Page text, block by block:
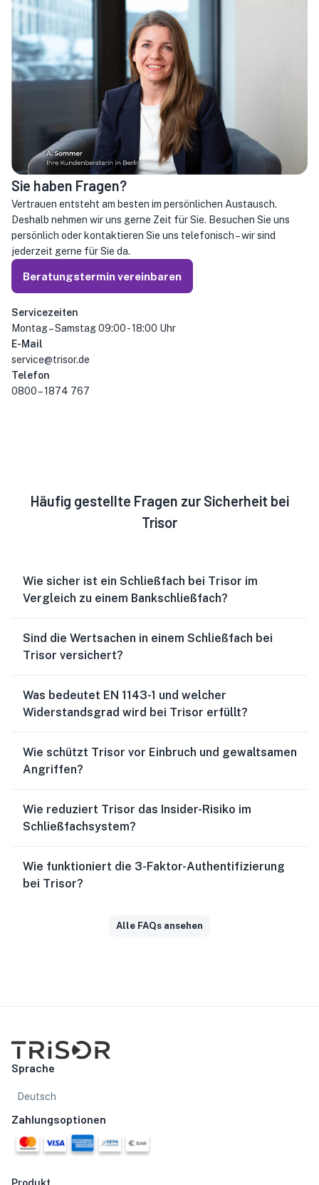
Sie haben Fragen?
Vertrauen entsteht am besten im persönlichen Austausch.
Deshalb nehmen wir uns gerne Zeit für Sie. Besuchen Sie uns
persönlich oder kontaktieren Sie uns telefonisch – wir sind
jederzeit gerne für Sie da.
Beratungstermin vereinbaren
Servicezeiten
Montag – Samstag 09:00 - 18:00 Uhr
E-Mail
service@trisor.de
Telefon
0800 – 1874 767
Häufig gestellte Fragen zur Sicherheit bei
Trisor
Wie sicher ist ein Schließfach bei Trisor im
Vergleich zu einem Bankschließfach?
Sind die Wertsachen in einem Schließfach bei
Trisor versichert?
Was bedeutet EN 1143-1 und welcher
Widerstandsgrad wird bei Trisor erfüllt?
Wie schützt Trisor vor Einbruch und gewaltsamen
Angriffen?
Wie reduziert Trisor das Insider-Risiko im
Schließfachsystem?
Wie funktioniert die 3-Faktor-Authentifizierung
bei Trisor?
Alle FAQs ansehen
Sprache
Deutsch
Zahlungsoptionen